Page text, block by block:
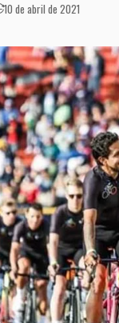
10 de abril de 2021